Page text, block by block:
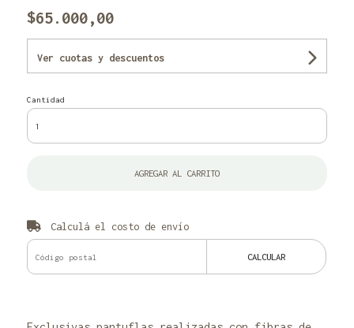
$65.000,00
Ver cuotas y descuentos
Cantidad
AGREGAR AL CARRITO
Calculá el costo de envío
CALCULAR